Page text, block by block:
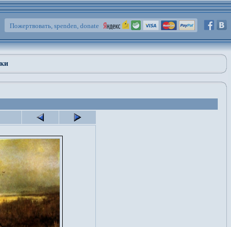
Пожертвовать, spenden, donate